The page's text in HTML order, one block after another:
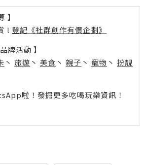
】
l 登記《社群創作有價企劃》
牌活動 】
丶 旅遊 丶 美食 丶 親子 丶 寵物 丶 扮靚
啦！發掘更多吃喝玩樂資訊！